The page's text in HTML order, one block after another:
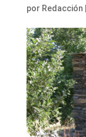
por Redacción